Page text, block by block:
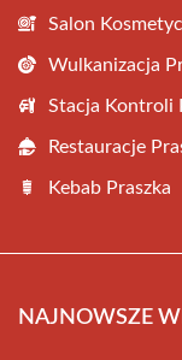
Salon
Wulkanizacja
Stacja Kontroli
Restauracje
Kebab Praszka
NAJNOWSZE